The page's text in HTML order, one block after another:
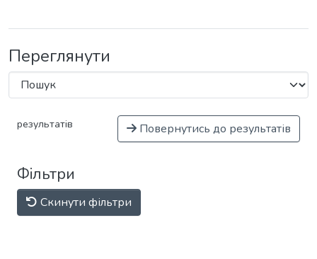
Переглянути
результатів Повернутись до результатів
Фільтри
Скинути фільтри